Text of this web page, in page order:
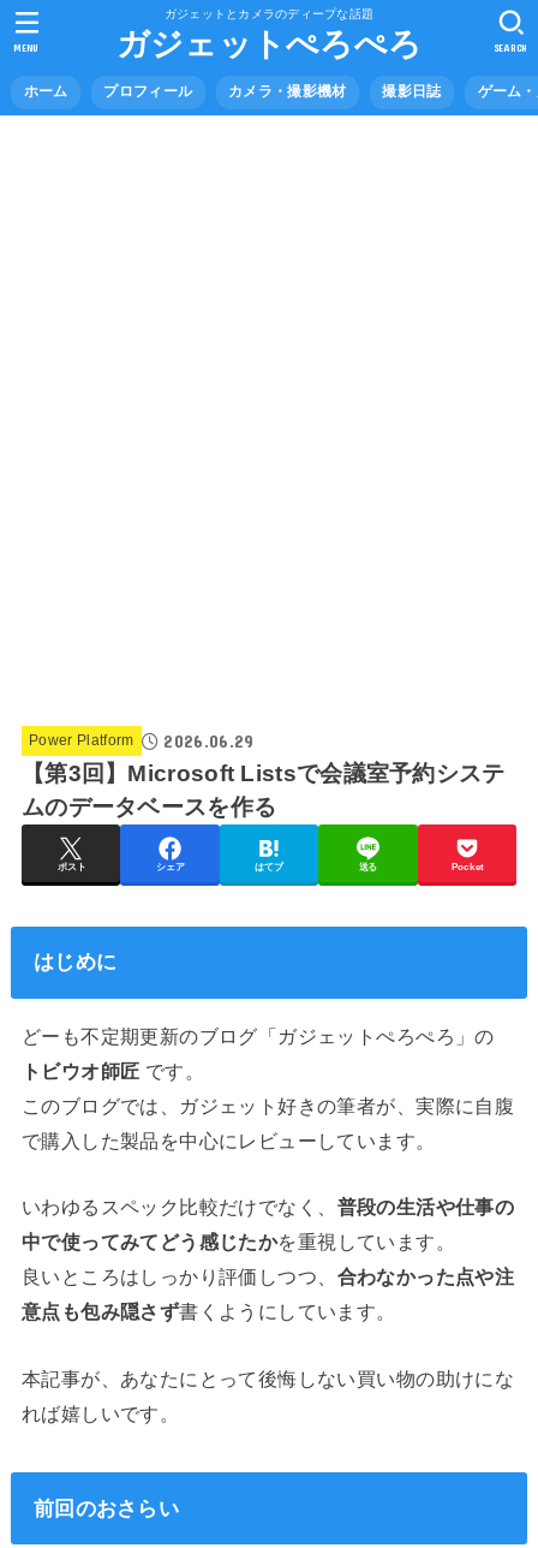
ガジェットとカメラのディープな話題
ガジェットぺろぺろ
ホーム プロフィール カメラ・撮影機材 撮影日誌 ゲーム
SEARCH
MENU
Power Platform 2026.06.29
【第3回】Microsoft Listsで会議室予約システ
ムのデータベースを作る
ポスト シェア はてブ 送る Pocket
はじめに
どーも不定期更新のブログ「ガジェットぺろぺろ」の
トビウオ師匠 です。
このブログでは、ガジェット好きの筆者が、実際に自腹
で購入した製品を中心にレビューしています。
いわゆるスペック比較だけでなく、 普段の生活や仕事の
中で使ってみてどう感じたかを重視しています。
良いところはしっかり評価しつつ、 合わなかった点や注
意点も包み隠さず書くようにしています。
本記事が、あなたにとって後悔しない買い物の助けにな
れば嬉しいです。
前回のおさらい